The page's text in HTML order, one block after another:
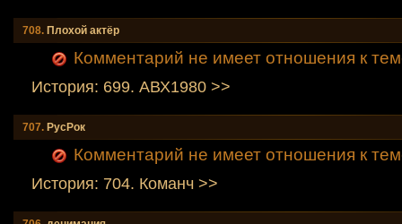
708. Плохой актёр
Комментарий не имеет отношения к
История: 699. АВХ1980 >>
707. РусРок
Комментарий не имеет отношения к
История: 704. Команч >>